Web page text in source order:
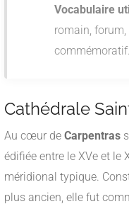
Vocabulaire
romain,
commémoratif.
Cathédrale
Au cœur de Carpentras
édifiée entre le XVe et le
méridional typique.
plus ancien, elle fut